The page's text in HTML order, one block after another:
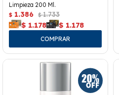
Limpieza 200 Ml.
$ 1.386 $ 1.733
$ 1.178 $ 1.178